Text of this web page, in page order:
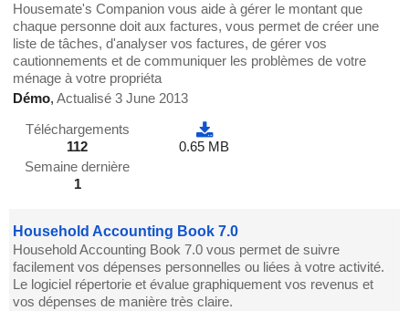
Housemate's Companion vous aide à gérer le montant que
chaque personne doit aux factures, vous permet de créer une
liste de tâches, d'analyser vos factures, de gérer vos
cautionnements et de communiquer les problèmes de votre
ménage à votre propriéta
Démo,Actualisé 3 June 2013
Téléchargements
112
Semaine dernière
1
0.65 MB
Household Accounting Book 7.0
Household Accounting Book 7.0 vous permet de suivre
facilement vos dépenses personnelles ou liées à votre activité.
Le logiciel répertorie et évalue graphiquement vos revenus et
vos dépenses de manière très claire.